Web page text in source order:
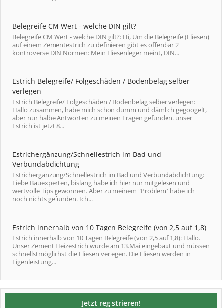
Belegreife CM Wert - welche DIN gilt?
Belegreife CM Wert - welche DIN gilt?: Hi, Um die Belegreife (Fliesen)
auf einem Zementestrich zu definieren gibt es offenbar 2
kontroverse DIN Normen: Mein Fliesenleger meint, DIN...
Estrich Belegreife/ Folgeschäden / Bodenbelag selber
verlegen
Estrich Belegreife/ Folgeschäden / Bodenbelag selber verlegen:
Hallo zusammen, habe mich schon dumm und dämlich gegoogelt,
aber nur halbe Antworten zu meinen Fragen gefunden. unser
Estrich ist jetzt 8...
Estrichergänzung/Schnellestrich im Bad und
Verbundabdichtung
Estrichergänzung/Schnellestrich im Bad und Verbundabdichtung:
Liebe Bauexperten, bislang habe ich hier nur mitgelesen und
wertvolle Tips gewonnen. Aber zu meinem "Problem" habe ich
noch nichts gefunden. Ich...
Estrich innerhalb von 10 Tagen Belegreife (von 2,5 auf 1,8)
Estrich innerhalb von 10 Tagen Belegreife (von 2,5 auf 1,8): Hallo.
Unser Zement Heizestrich wurde am 13.Mai eingebaut und müssen
schnellstmöglichst die Fliesen verlegen. Die Fliesen werden in
Eigenleistung...
Jetzt registrieren!